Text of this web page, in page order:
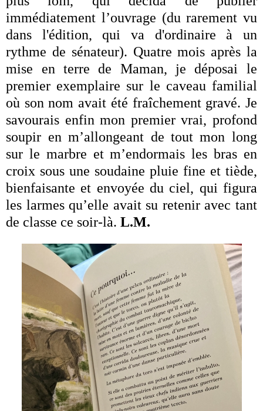
immédiatement l’ouvrage (du rarement vu
dans l'édition, qui va d'ordinaire à un
rythme de sénateur). Quatre mois après la
mise en terre de Maman, je déposai le
premier exemplaire sur le caveau familial
où son nom avait été fraîchement gravé. Je
savourais enfin mon premier vrai, profond
soupir en m’allongeant de tout mon long
sur le marbre et m’endormais les bras en
croix sous une soudaine pluie fine et tiède,
bienfaisante et envoyée du ciel, qui figura
les larmes qu’elle avait su retenir avec tant
de classe ce soir-là.L.M.